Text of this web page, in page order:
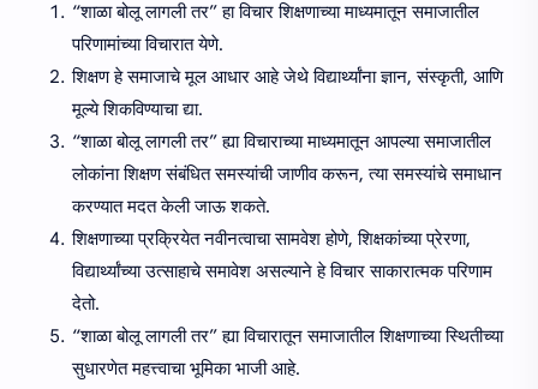
“शाळा बोलू लागली तर” हा विचार शिक्षणाच्या माध्यमातून समाजातील
परिणामांच्या विचारात येणे.
शिक्षण हे समाजाचे मूल आधार आहे जेथे विद्यार्थ्यांना ज्ञान, संस्कृती, आणि
मूल्ये शिकविण्याचा द्या.
“शाळा बोलू लागली तर” ह्या विचाराच्या माध्यमातून आपल्या समाजातील
लोकांना शिक्षण संबंधित समस्यांची जाणीव करून, त्या समस्यांचे समाधान
करण्यात मदत केली जाऊ शकते.
शिक्षणाच्या प्रक्रियेत नवीनत्वाचा सामवेश होणे, शिक्षकांच्या प्रेरणा,
विद्यार्थ्यांच्या उत्साहाचे समावेश असल्याने हे विचार साकारात्मक परिणाम
देतो.
“शाळा बोलू लागली तर” ह्या विचारातून समाजातील शिक्षणाच्या स्थितीच्या
सुधारणेत महत्त्वाचा भूमिका भाजी आहे.